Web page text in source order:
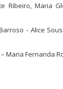
Ribeiro, Maria
- Alice
Maria Fernanda